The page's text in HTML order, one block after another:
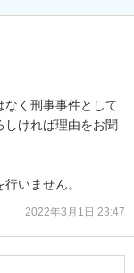
なく刑事事件として
しければ理由をお聞
いません。
2022年3月1日 23:47